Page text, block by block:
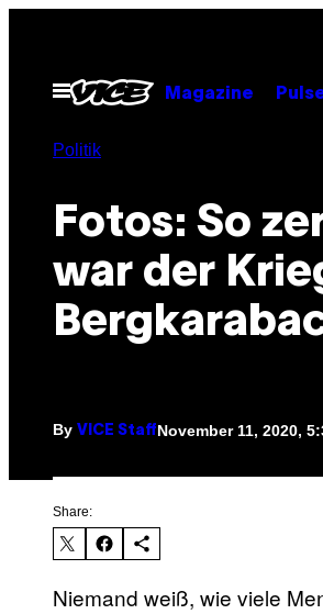
contentOpen
Menu
Magazine
Politik
Fotos: So
war der
By VICE StaffNovember 11, 2020,
Share:
Niemand weiß, wie viele